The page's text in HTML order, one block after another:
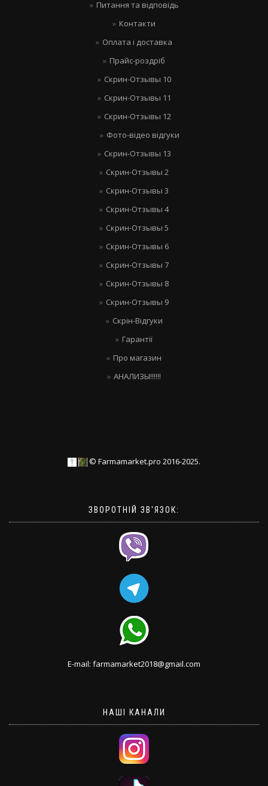
Питання та відповідь
Контакти
Оплата і доставка
Прайс-роздріб
Скрин-Отзывы 10
Скрин-Отзывы 11
Скрин-Отзывы 12
Фото-відео відгуки
Скрин-Отзывы 13
Скрин-Отзывы 2
Скрин-Отзывы 3
Скрин-Отзывы 4
Скрин-Отзывы 5
Скрин-Отзывы 6
Скрин-Отзывы 7
Скрин-Отзывы 8
Скрин-Отзывы 9
Скрін-Відгуки
Гарантії
Про магазин
АНАЛИЗЫ!!!!!!
© Farmamarket.pro 2016-2025.
ЗВОРОТНІЙ ЗВ'ЯЗОК:
E-mail: farmamarket2018@gmail.com
НАШІ КАНАЛИ